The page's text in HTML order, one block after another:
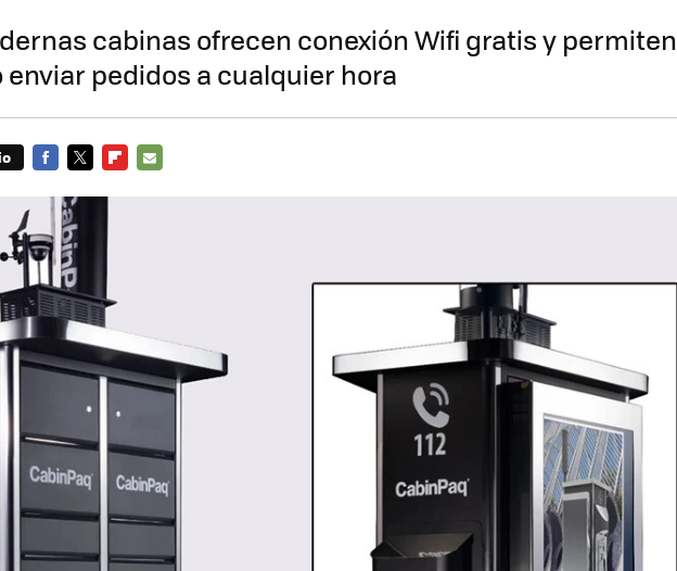
cabinas ofrecen conexión Wifi gratis y permiten
enviar pedidos a cualquier hora